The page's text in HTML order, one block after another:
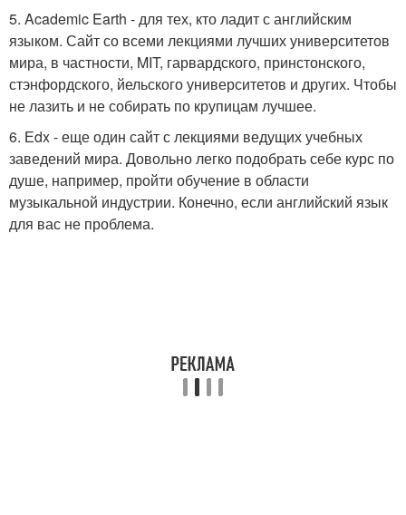
5. Academic Earth - для тех, кто ладит с английским
языком. Сайт со всеми лекциями лучших университетов
мира, в частности, MIT, гарвардского, принстонского,
стэнфордского, йельского университетов и других. Чтобы
не лазить и не собирать по крупицам лучшее.
6. Еdx - еще один сайт с лекциями ведущих учебных
заведений мира. Довольно легко подобрать себе курс по
душе, например, пройти обучение в области
музыкальной индустрии. Конечно, если английский язык
для вас не проблема.